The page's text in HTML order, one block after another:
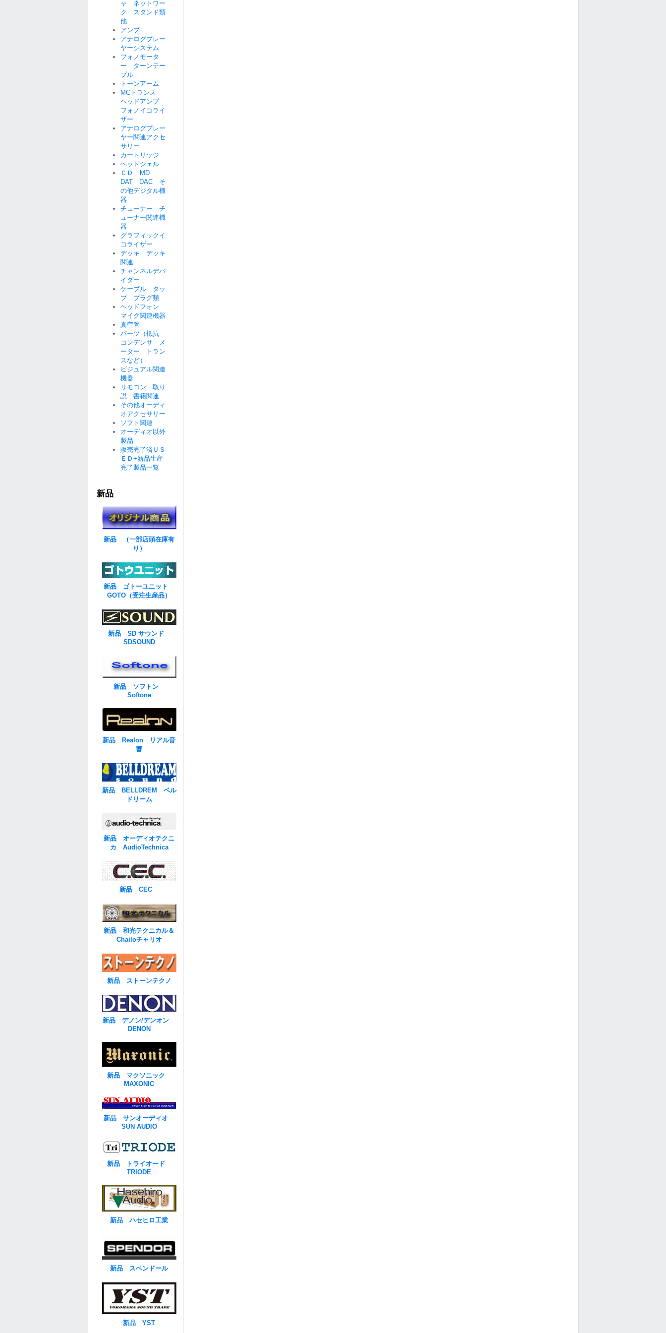
ャ ネットワー
ク スタンド類
他
アンプ
アナログプレー
ヤーシステム
フォノモータ
ー ターンテー
ブル
トーンアーム
MCトランス
ヘッドアンプ
フォノイコライ
ザー
アナログプレー
ヤー関連アクセ
サリー
カートリッジ
ヘッドシェル
ＣＤ MD
DAT DAC そ
の他デジタル機
器
チューナー チ
ューナー関連機
器
グラフィックイ
コライザー
デッキ デッキ
関連
チャンネルデバ
イダー
ケーブル タッ
プ プラグ類
ヘッドフォン
マイク関連機器
真空管
パーツ（抵抗
コンデンサ メ
ーター トラン
スなど）
ビジュアル関連
機器
リモコン 取り
説 書籍関連
その他オーディ
オアクセサリー
ソフト関連
オーディオ以外
製品
販売完了済ＵＳ
ＥＤ+新品生産
完了製品一覧
新品
新品 （一部店頭在庫有
り）
新品 ゴトーユニット
GOTO（受注生産品）
新品 SD サウンド
SDSOUND
新品 ソフトン
Softone
新品 Realon リアル音
響
新品 BELLDREM ベル
ドリーム
新品 オーディオテクニ
カ AudioTechnica
新品 CEC
新品 和光テクニカル＆
Chailoチャリオ
新品 ストーンテクノ
新品 デノン/デンオン
DENON
新品 マクソニック
MAXONIC
新品 サンオーディオ
SUN AUDIO
新品 トライオード
TRIODE
新品 ハセヒロ工業
新品 スペンドール
新品 YST